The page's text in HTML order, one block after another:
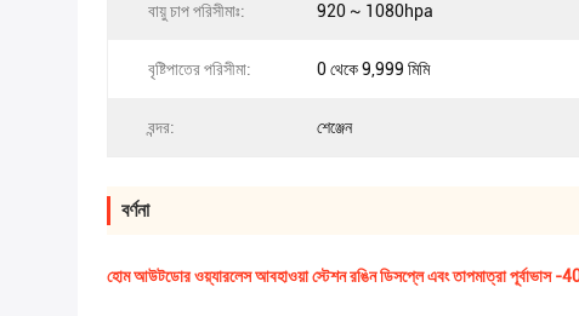
বায়ু চাপ পরিসীমাঃ: 920 ~ 1080hpa
বৃষ্টিপাতের পরিসীমা: 0 থেকে 9,999 মিমি
বন্দর: শেঞ্জেন
বর্ণনা
হোম আউটডোর ওয়্যারলেস আবহাওয়া স্টেশন রঙিন ডিসপ্লে এবং তাপমাত্রা পূর্বাভাস -